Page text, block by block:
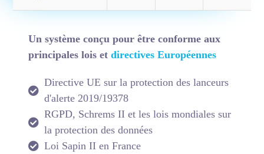
Un système conçu pour être conforme aux
principales lois et directives Européennes
Directive UE sur la protection des lanceurs
d'alerte 2019/19378
RGPD, Schrems II et les lois mondiales sur
la protection des données
Loi Sapin II en France